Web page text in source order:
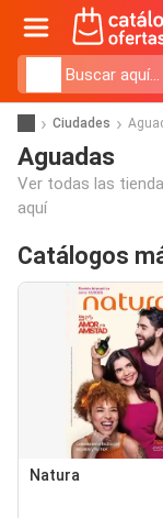
Ciudades
Aguadas
Ver todas las
aquí
Catálogos
Natura